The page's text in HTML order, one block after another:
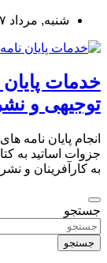
بروید
شنبه, مرداد ۱۷, ۱۴۰۵
خدمات
توجیهی و
انجام پایان نامه
جزوات اساتید به
به کارآفرینان و
جستجو
جستجو